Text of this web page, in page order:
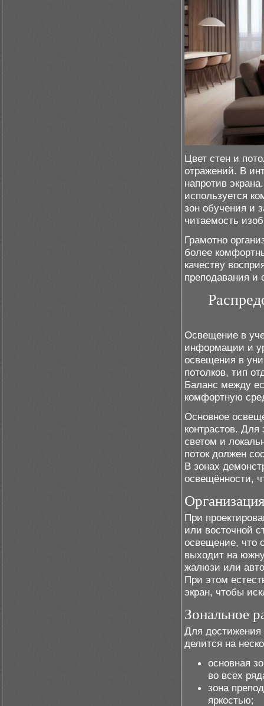
Цвет стен и
отражений. В
напротив
используется
зон обучения и
читаемость
Грамотно
более
качеству
преподавания и
Освещение в
информации и
освещения в
потолков, тип
Баланс между
комфортную
Основное
контрастов.
светом и
поток должен
В зонах
освещённости,
При
или восточной
освещение, что
выходит на
жалюзи или
При этом
экран, чтобы
Зональное
Для достижения
делится на
основная
во всех
зона
яркостью;